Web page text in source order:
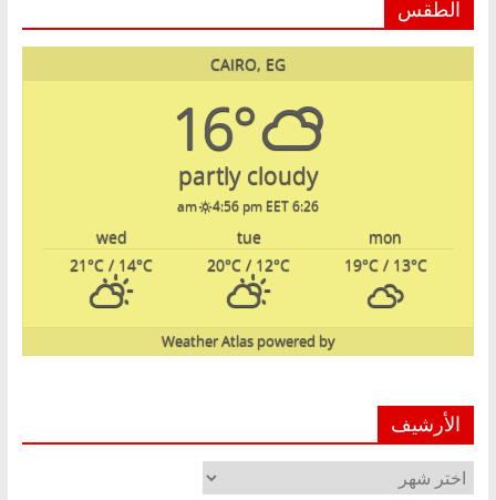
الطقس
CAIRO, EG
16°
partly cloudy
6:26 am
4:56 pm EET
mon
tue
wed
19°C/ 13°C
20°C / 12°C
21°C / 14°C
powered by
Weather Atlas
الأرشيف
الأرشيف